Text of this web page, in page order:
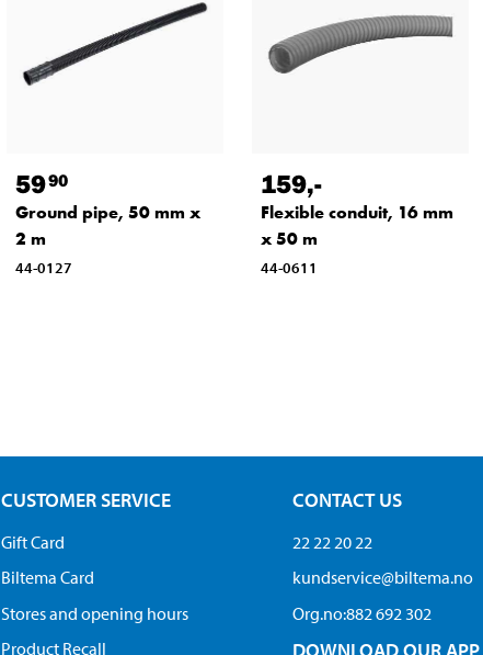
5990
Ground pipe, 50 mm x
2 m
44-0127
159,-
Flexible conduit, 16 mm
x 50 m
44-0611
CUSTOMER SERVICE
Gift Card
Biltema Card
Stores and opening hours
Product Recall
CONTACT US
22 22 20 22
kundservice@biltema.no
Org.no:882 692 302